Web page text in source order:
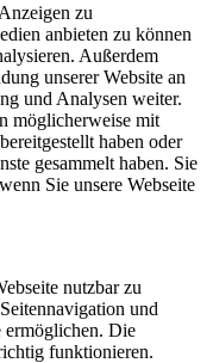
zu
anbieten zu können
Außerdem
unserer Website an
und Analysen weiter.
möglicherweise mit
haben oder
gesammelt haben. Sie
Sie unsere Webseite
nutzbar zu
und
ermöglichen. Die
funktionieren.